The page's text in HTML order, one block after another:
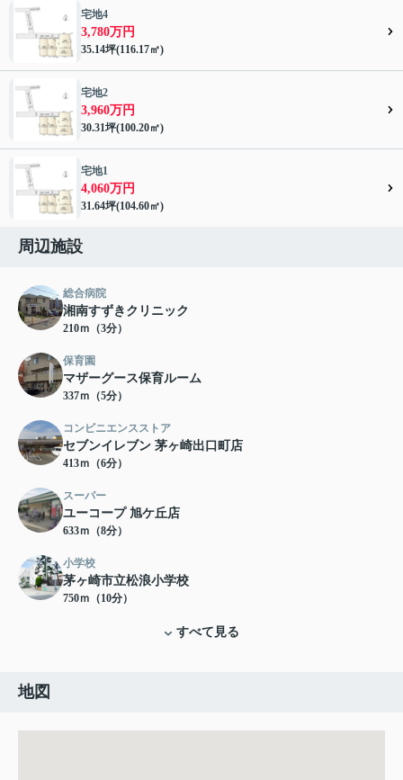
宅地4
3,780万円
35.14坪(116.17㎡)
宅地2
3,960万円
30.31坪(100.20㎡)
宅地1
4,060万円
31.64坪(104.60㎡)
周辺施設
総合病院
湘南すずきクリニック
210ｍ（3分）
保育園
マザーグース保育ルーム
337ｍ（5分）
コンビニエンスストア
セブンイレブン 茅ヶ崎出口町店
413ｍ（6分）
スーパー
ユーコープ 旭ケ丘店
633ｍ（8分）
小学校
茅ヶ崎市立松浪小学校
750ｍ（10分）
すべて見る
地図